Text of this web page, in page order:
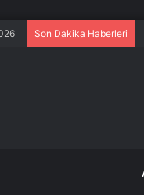
Son Dakika Haberleri